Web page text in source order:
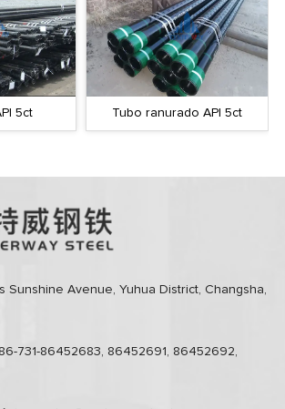
API 5ct Accesorios octg
Sunshine Avenue, Yuhua District, Changsha,
731-86452683, 86452691, 86452692,